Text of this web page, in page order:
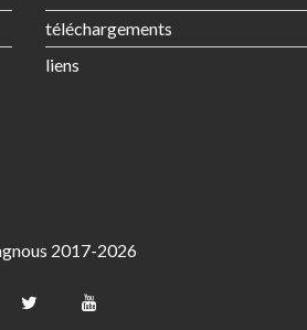
téléchargements
liens
2017-2026